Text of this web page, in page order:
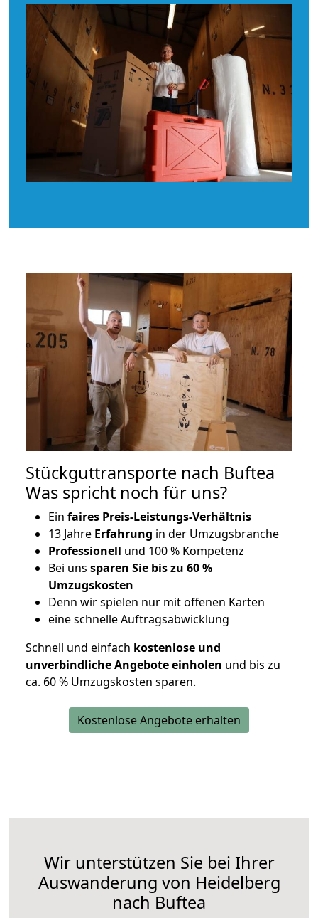
Stückguttransporte nach Buftea
Was spricht noch für uns?
Ein faires Preis-Leistungs-Verhältnis
13 Jahre Erfahrung in der Umzugsbranche
Professionell und 100 % Kompetenz
Bei uns sparen Sie bis zu 60 %
Umzugskosten
Denn wir spielen nur mit offenen Karten
eine schnelle Auftragsabwicklung
Schnell und einfach kostenlose und
unverbindliche Angebote einholen und bis zu
ca. 60 % Umzugskosten sparen.
Kostenlose Angebote erhalten
Wir unterstützen Sie bei Ihrer
Auswanderung von Heidelberg
nach Buftea